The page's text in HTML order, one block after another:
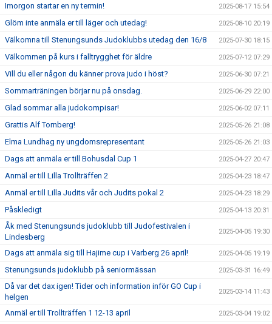
Imorgon startar en ny termin! 2025-08-17 15:54
Glöm inte anmäla er till läger och utedag! 2025-08-10 20:19
Välkomna till Stenungsunds Judoklubbs utedag den 16/8 2025-07-30 18:15
Välkommen på kurs i falltrygghet för äldre 2025-07-12 07:29
Vill du eller någon du känner prova judo i höst? 2025-06-30 07:21
Sommarträningen börjar nu på onsdag. 2025-06-29 22:00
Glad sommar alla judokompisar! 2025-06-02 07:11
Grattis Alf Tornberg! 2025-05-26 21:08
Elma Lundhag ny ungdomsrepresentant 2025-05-26 21:03
Dags att anmäla er till Bohusdal Cup 1 2025-04-27 20:47
Anmäl er till Lilla Trollträffen 2 2025-04-23 18:47
Anmäl er till Lilla Judits vår och Judits pokal 2 2025-04-23 18:29
Påskledigt 2025-04-13 20:31
Åk med Stenungsunds judoklubb till Judofestivalen i
Lindesberg
2025-04-05 19:30
Dags att anmäla sig till Hajime cup i Varberg 26 april! 2025-04-05 19:19
Stenungsunds judoklubb på seniormässan 2025-03-31 16:49
Då var det dax igen! Tider och information inför GO Cup i
helgen
2025-03-14 11:43
Anmäl er till Trollträffen 1 12-13 april 2025-03-04 19:02